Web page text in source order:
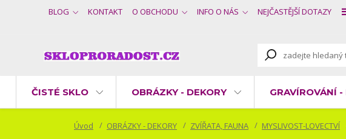
BLOG KONTAKT O OBCHODU INFO O NÁS NEJČASTĚJŠÍ DOTAZY
ČISTÉ SKLO OBRÁZKY - DEKORY GRAVÍROVÁNÍ
Úvod OBRÁZKY - DEKORY ZVÍŘATA, FAUNA MYSLIVOST-LOVECTVÍ